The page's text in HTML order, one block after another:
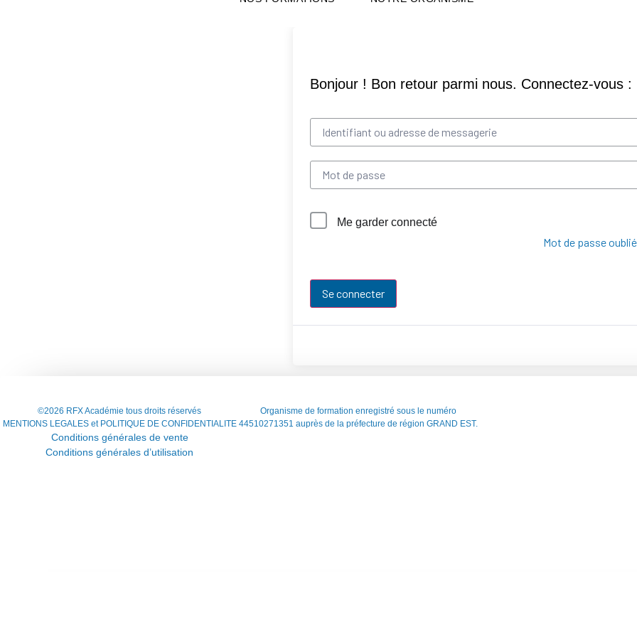
Me garder connecté
Mot de passe
Se connecter
©2026 RFX Académie tous droits réservés
MENTIONS LEGALES et POLITIQUE DE CONFIDENTIALITE
Conditions générales de vente
Conditions générales d’utilisation
Organisme de formation enregistré sous le numéro
44510271351 auprès de la préfecture de région GRAND EST.